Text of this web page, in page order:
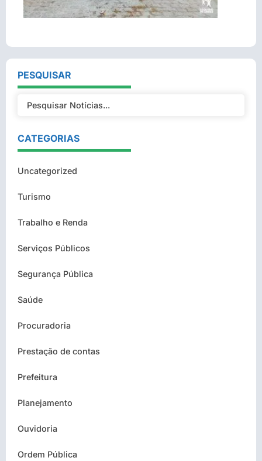
PESQUISAR
CATEGORIAS
Uncategorized
Turismo
Trabalho e Renda
Serviços Públicos
Segurança Pública
Saúde
Procuradoria
Prestação de contas
Prefeitura
Planejamento
Ouvidoria
Ordem Pública